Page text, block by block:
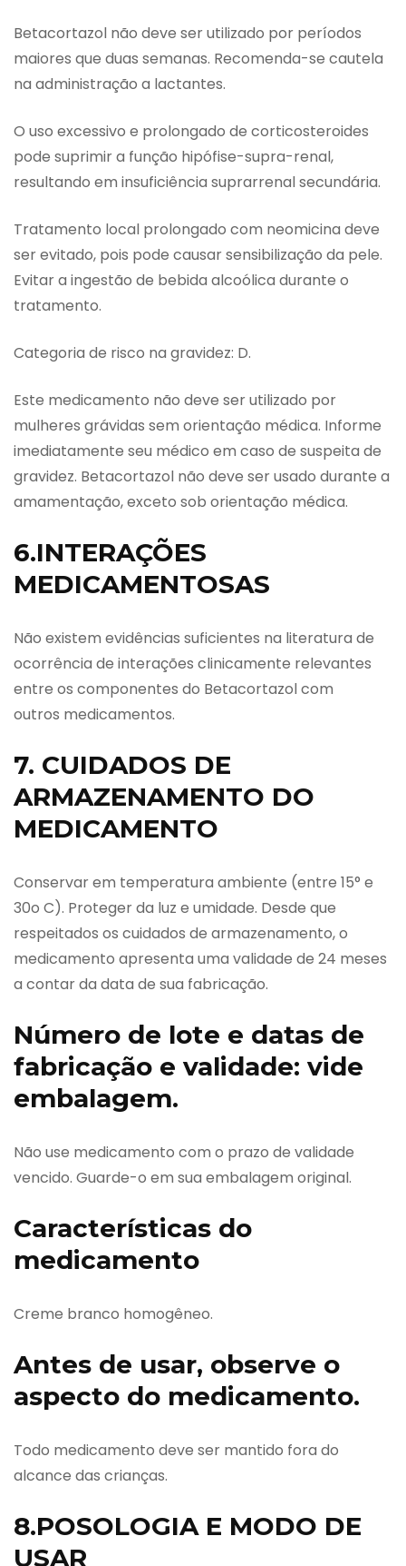
Betacortazol não deve ser utilizado por períodos
maiores que duas semanas. Recomenda-se cautela
na administração a lactantes.
O uso excessivo e prolongado de corticosteroides
pode suprimir a função hipófise-supra-renal,
resultando em insuficiência suprarrenal secundária.
Tratamento local prolongado com neomicina deve
ser evitado, pois pode causar sensibilização da pele.
Evitar a ingestão de bebida alcoólica durante o
tratamento.
Categoria de risco na gravidez: D.
Este medicamento não deve ser utilizado por
mulheres grávidas sem orientação médica. Informe
imediatamente seu médico em caso de suspeita de
gravidez. Betacortazol não deve ser usado durante a
amamentação, exceto sob orientação médica.
6.INTERAÇÕES
MEDICAMENTOSAS
Não existem evidências suficientes na literatura de
ocorrência de interações clinicamente relevantes
entre os componentes do Betacortazol com
outros medicamentos.
7. CUIDADOS DE
ARMAZENAMENTO DO
MEDICAMENTO
Conservar em temperatura ambiente (entre 15° e
30o C). Proteger da luz e umidade. Desde que
respeitados os cuidados de armazenamento, o
medicamento apresenta uma validade de 24 meses
a contar da data de sua fabricação.
Número de lote e datas de
fabricação e validade: vide
embalagem.
Não use medicamento com o prazo de validade
vencido. Guarde-o em sua embalagem original.
Características do
medicamento
Creme branco homogêneo.
Antes de usar, observe o
aspecto do medicamento.
Todo medicamento deve ser mantido fora do
alcance das crianças.
8.POSOLOGIA E MODO DE
USAR